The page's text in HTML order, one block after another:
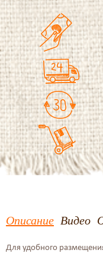
Описание Видео
Для удобного